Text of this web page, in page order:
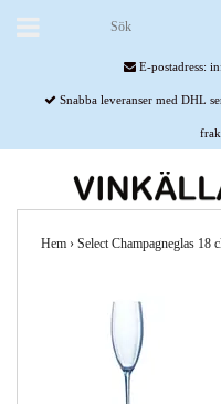
E-postadress:
Snabba leveranser med DHL
Hem › Select Champagneglas 18